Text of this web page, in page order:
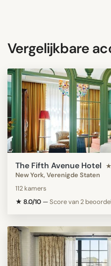
Vergelijkbare
The Fifth Avenue Hotel
New York, Verenigde Staten
112 kamers
★ 8.0/10 —Score van 2